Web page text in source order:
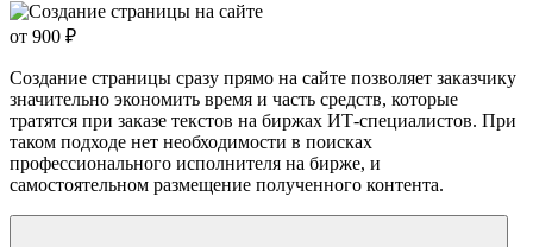
от 900 ₽
Создание страницы сразу прямо на сайте позволяет заказчику
значительно экономить время и часть средств, которые
тратятся при заказе текстов на биржах ИТ-специалистов. При
таком подходе нет необходимости в поисках
профессионального исполнителя на бирже, и
самостоятельном размещение полученного контента.